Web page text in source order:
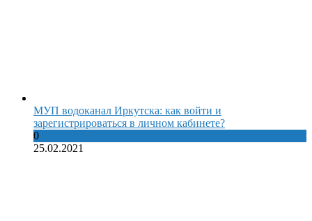
МУП водоканал Иркутска: как войти и
зарегистрироваться в личном кабинете?
0
25.02.2021